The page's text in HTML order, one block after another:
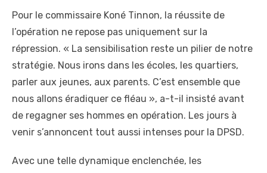
Pour le commissaire Koné Tinnon, la réussite de
l’opération ne repose pas uniquement sur la
répression. « La sensibilisation reste un pilier de notre
stratégie. Nous irons dans les écoles, les quartiers,
parler aux jeunes, aux parents. C’est ensemble que
nous allons éradiquer ce fléau », a-t-il insisté avant
de regagner ses hommes en opération. Les jours à
venir s’annoncent tout aussi intenses pour la DPSD.
Avec une telle dynamique enclenchée, les